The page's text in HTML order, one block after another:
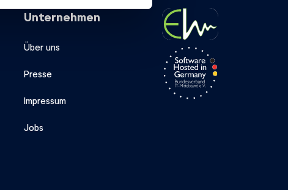
Unternehmen
Über uns
Presse
Impressum
Jobs